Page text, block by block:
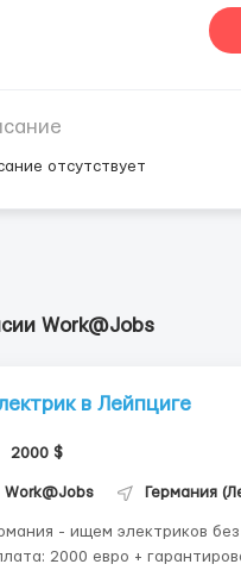
отсутствует
Work@Jobs
в Лейпциге
2000 $
Work@Jobs Германия
- ищем электриков
2000 евро +